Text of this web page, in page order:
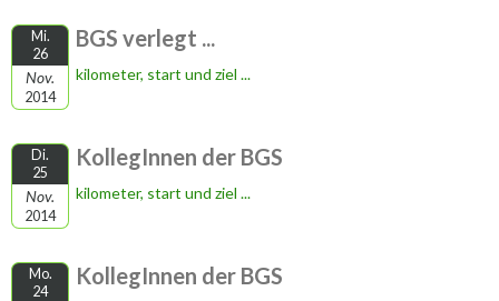
Mi.
26
Nov.
2014
BGS verlegt ...
kilometer, start und ziel ...
Di.
25
Nov.
2014
KollegInnen der BGS
kilometer, start und ziel ...
Mo.
24
KollegInnen der BGS